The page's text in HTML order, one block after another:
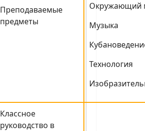
Преподаваемые
предметы
Окружающий
Музыка
Технология
Классное
руководство в